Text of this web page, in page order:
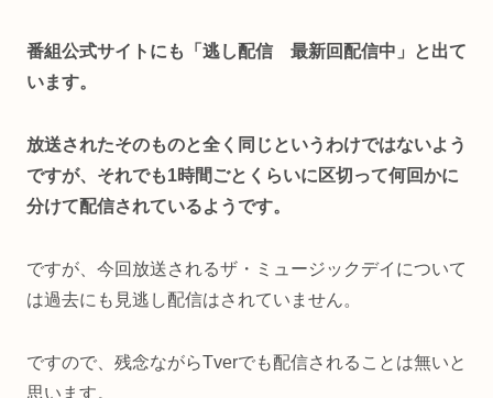
番組公式サイトにも「逃し配信 最新回配信中」と出て
います。
放送されたそのものと全く同じというわけではないよう
ですが、それでも1時間ごとくらいに区切って何回かに
分けて配信されているようです。
ですが、今回放送されるザ・ミュージックデイについて
は過去にも見逃し配信はされていません。
ですので、残念ながらTverでも配信されることは無いと
思います。